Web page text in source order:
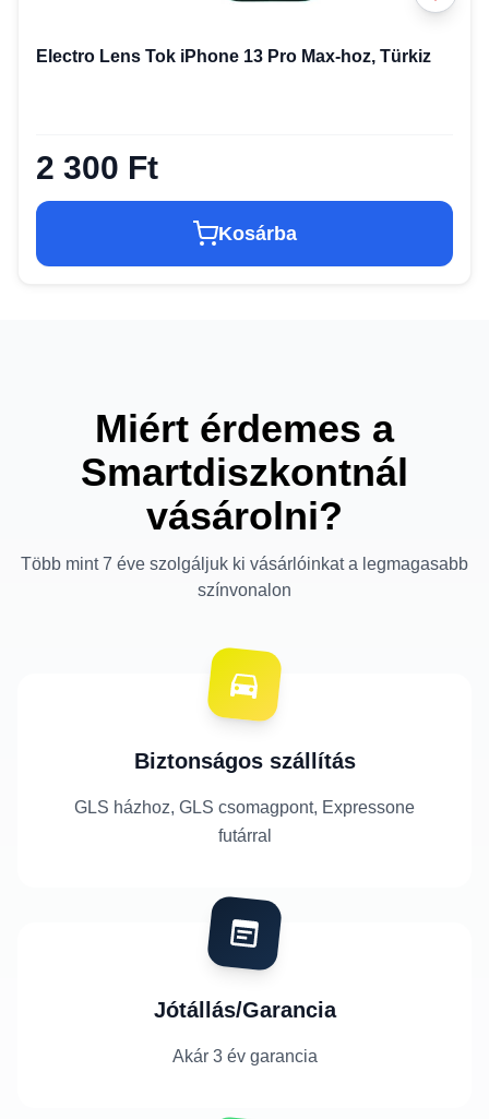
Electro Lens Tok iPhone 13 Pro Max-hoz, Türkiz
2 300 Ft
Kosárba
Miért érdemes a
Smartdiszkontnál
vásárolni?
Több mint 7 éve szolgáljuk ki vásárlóinkat a legmagasabb
színvonalon
Biztonságos szállítás
GLS házhoz, GLS csomagpont, Expressone
futárral
Jótállás/Garancia
Akár 3 év garancia